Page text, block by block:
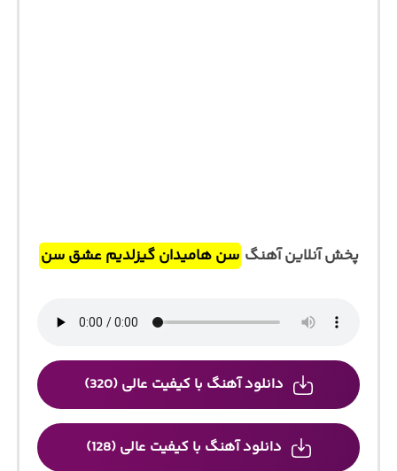
پخش آنلاین آهنگ سن هامیدان گیزلدیم عشق سن
دانلود آهنگ با کیفیت عالی (320)
دانلود آهنگ با کیفیت عالی (128)